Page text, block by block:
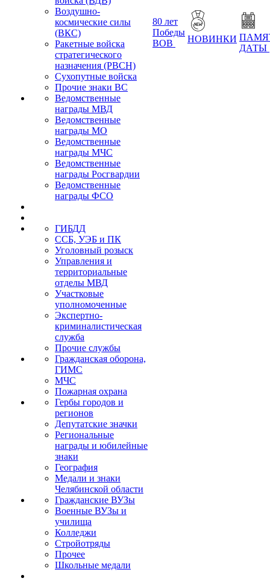
Воздушно-
космические силы
(ВКС)
Ракетные войска
стратегического
назначения (РВСН)
Сухопутные войска
Прочие знаки ВС
Ведомственные
награды МВД
Ведомственные
награды МО
Ведомственные
награды МЧС
Ведомственные
награды Росгвардии
Ведомственные
награды ФСО
ГИБДД
ССБ, УЭБ и ПК
Уголовный розыск
Управления и
территориальные
отделы МВД
Участковые
уполномоченные
Экспертно-
криминалистическая
служба
Прочие службы
Гражданская оборона,
ГИМС
МЧС
Пожарная охрана
Гербы городов и
регионов
Депутатские значки
Региональные
награды и юбилейные
знаки
География
Медали и знаки
Челябинской области
Гражданские ВУЗы
Военные ВУЗы и
училища
Колледжи
Стройотряды
Прочее
Школьные медали
80 лет
Победы
ВОВ
НОВИНКИ
ДАТЫ